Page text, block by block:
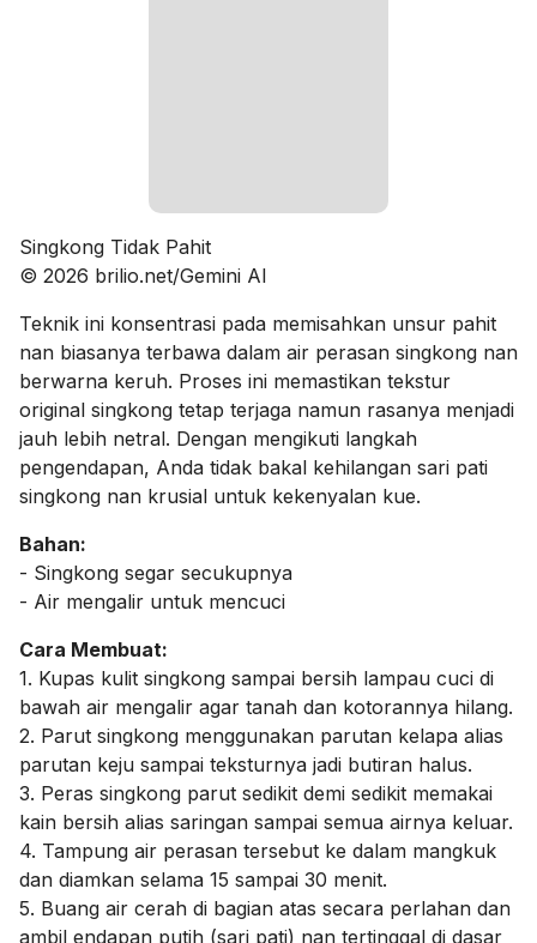
Singkong Tidak Pahit
© 2026 brilio.net/Gemini AI
Teknik ini konsentrasi pada memisahkan unsur pahit
nan biasanya terbawa dalam air perasan singkong nan
berwarna keruh. Proses ini memastikan tekstur
original singkong tetap terjaga namun rasanya menjadi
jauh lebih netral. Dengan mengikuti langkah
pengendapan, Anda tidak bakal kehilangan sari pati
singkong nan krusial untuk kekenyalan kue.
Bahan:
- Singkong segar secukupnya
- Air mengalir untuk mencuci
Cara Membuat:
1. Kupas kulit singkong sampai bersih lampau cuci di
bawah air mengalir agar tanah dan kotorannya hilang.
2. Parut singkong menggunakan parutan kelapa alias
parutan keju sampai teksturnya jadi butiran halus.
3. Peras singkong parut sedikit demi sedikit memakai
kain bersih alias saringan sampai semua airnya keluar.
4. Tampung air perasan tersebut ke dalam mangkuk
dan diamkan selama 15 sampai 30 menit.
5. Buang air cerah di bagian atas secara perlahan dan
ambil endapan putih (sari pati) nan tertinggal di dasar